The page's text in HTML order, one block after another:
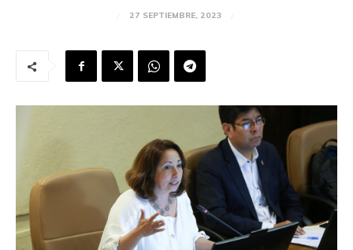
27 SEPTIEMBRE, 2023